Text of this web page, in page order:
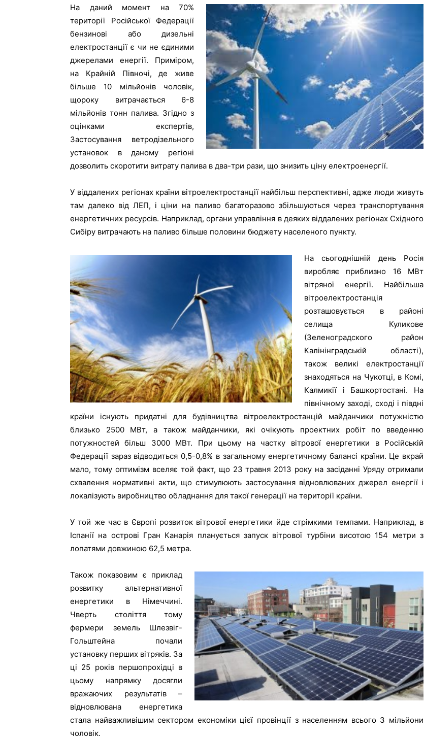
На даний момент на 70%
території Російської Федерації
бензинові або дизельні
електростанції є чи не єдиними
джерелами енергії. Приміром,
на Крайній Півночі, де живе
більше 10 мільйонів чоловік,
щороку витрачається 6-8
мільйонів тонн палива. Згідно з
оцінками експертів,
Застосування ветродізельного
установок в даному регіоні
дозволить скоротити витрату палива в два-три рази, що знизить ціну електроенергії.
У віддалених регіонах країни вітроелектростанції найбільш перспективні, адже люди живуть
там далеко від ЛЕП, і ціни на паливо багаторазово збільшуються через транспортування
енергетичних ресурсів. Наприклад, органи управління в деяких віддалених регіонах Східного
Сибіру витрачають на паливо більше половини бюджету населеного пункту.
На сьогоднішній день Росія
виробляє приблизно 16 МВт
вітряної енергії. Найбільша
вітроелектростанція
розташовується в районі
селища Куликове
(Зеленоградского район
Калінінградській області),
також великі електростанції
знаходяться на Чукотці, в Комі,
Калмикії і Башкортостані. На
північному заході, сході і півдні
країни існують придатні для будівництва вітроелектростанцій майданчики потужністю
близько 2500 МВт, а також майданчики, які очікують проектних робіт по введенню
потужностей більш 3000 МВт. При цьому на частку вітрової енергетики в Російській
Федерації зараз відводиться 0,5-0,8% в загальному енергетичному балансі країни. Це вкрай
мало, тому оптимізм вселяє той факт, що 23 травня 2013 року на засіданні Уряду отримали
схвалення нормативні акти, що стимулюють застосування відновлюваних джерел енергії і
локалізують виробництво обладнання для такої генерації на території країни.
У той же час в Європі розвиток вітрової енергетики йде стрімкими темпами. Наприклад, в
Іспанії на острові Гран Канарія планується запуск вітрової турбіни висотою 154 метри з
лопатями довжиною 62,5 метра.
Також показовим є приклад
розвитку альтернативної
енергетики в Німеччині.
Чверть століття тому
фермери земель Шлезвіг-
Гольштейна почали
установку перших вітряків. За
ці 25 років першопрохідці в
цьому напрямку досягли
вражаючих результатів –
відновлювана енергетика
стала найважливішим сектором економіки цієї провінції з населенням всього 3 мільйони
чоловік.